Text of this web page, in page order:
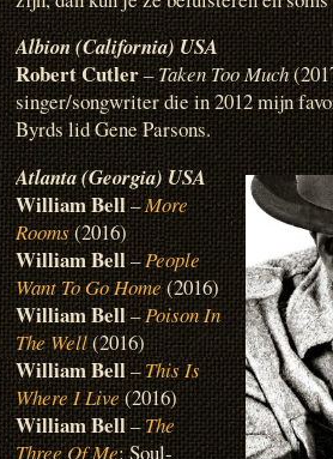
Albion (California) USA
Robert Cutler–Taken Too Much
singer/songwriter die in 2012 mijn
Byrds lid Gene Parsons.
Atlanta (Georgia) USA
William Bell–More
Rooms(2016)
William Bell–People
Want To Go Home(2016)
William Bell–Poison In
The Well(2016)
William Bell–This Is
Where I Live(2016)
William Bell–The
Three Of Me: Soul-